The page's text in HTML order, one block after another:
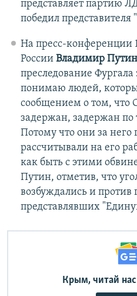
представляет партию
победил
На пресс-конференции
России Владимир Путин
преследование
понимаю людей,
сообщением о том, что
задержан, задержан
Потому что они за него
рассчитывали на его
как быть с этими
Путин, отметив, что
возбуждались и против
представлявших
Крым, читай